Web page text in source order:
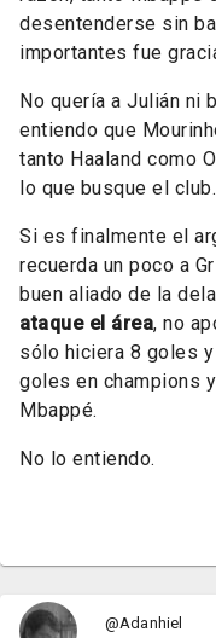
desentenderse sin
importantes fue
No quería a Julián ni
entiendo que
tanto Haaland como
lo que busque el club.
Si es finalmente el
recuerda un poco a
buen aliado de la
ataque el área, no
sólo hiciera 8 goles
goles en champions
Mbappé.
No lo entiendo.
@Adanhiel